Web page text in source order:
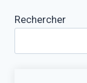
Rechercher